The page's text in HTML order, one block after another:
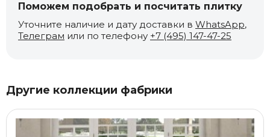
Поможем подобрать и посчитать плитку
Уточните наличие и дату доставки в WhatsApp,
Телеграм или по телефону +7 (495) 147-47-25
Другие коллекции фабрики